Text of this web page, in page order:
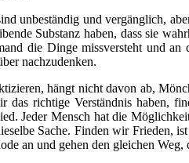
unbeständig und vergänglich,
Substanz haben, dass sie
die Dinge missversteht und an
nachzudenken.
hängt nicht davon ab,
das richtige Verständnis haben,
Jeder Mensch hat die
Sache. Finden wir Frieden,
an und gehen den gleichen